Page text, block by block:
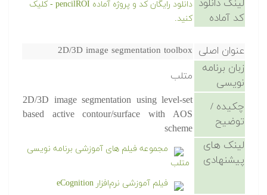
لینک دانلود
کد آماده
دانلود رایگان کد و پروژه آماده pencilROI - کلیک
کنید.
عنوان اصلی 2D/3D image segmentation toolbox
زبان برنامه
نویسی
متلب
چکیده /
توضیح
2D/3D image segmentation using level-set
based active contour/surface with AOS
scheme
لینک های
پیشنهادی
مجموعه فیلم های آموزشی برنامه نویسی
متلب
فیلم آموزشی نرم‌افزار eCognition